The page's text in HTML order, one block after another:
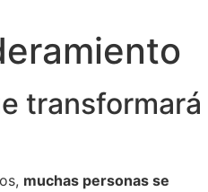
transformará
muchas personas se